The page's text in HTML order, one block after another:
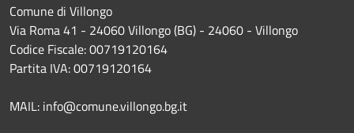
Comune di Villongo
Via Roma 41 - 24060 Villongo (BG) - 24060 - Villongo
Codice Fiscale: 00719120164
Partita IVA: 00719120164
MAIL: info@comune.villongo.bg.it